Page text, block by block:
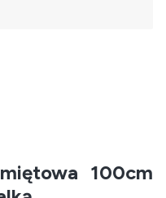
100cm